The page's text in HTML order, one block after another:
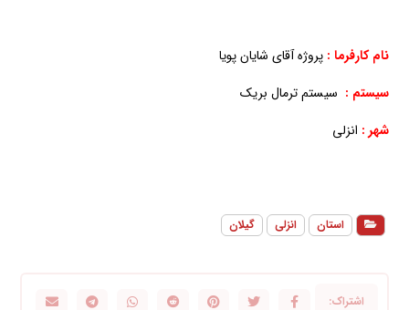
نام کارفرما : پروژه آقای شایان پویا
سیستم : سیستم ترمال بریک
شهر : انزلی
استان انزلی گیلان